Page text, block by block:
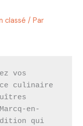
classé / Par
vos
culinaire
en-
qui